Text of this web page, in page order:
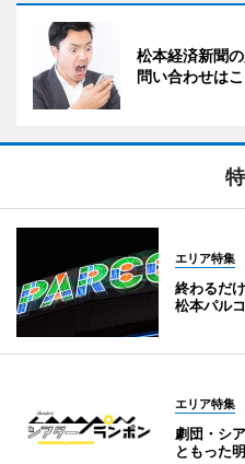
松本経済新聞
問い合わせは
エリア特集
終わるだ
松本パル
エリア特集
劇団・シ
ともった